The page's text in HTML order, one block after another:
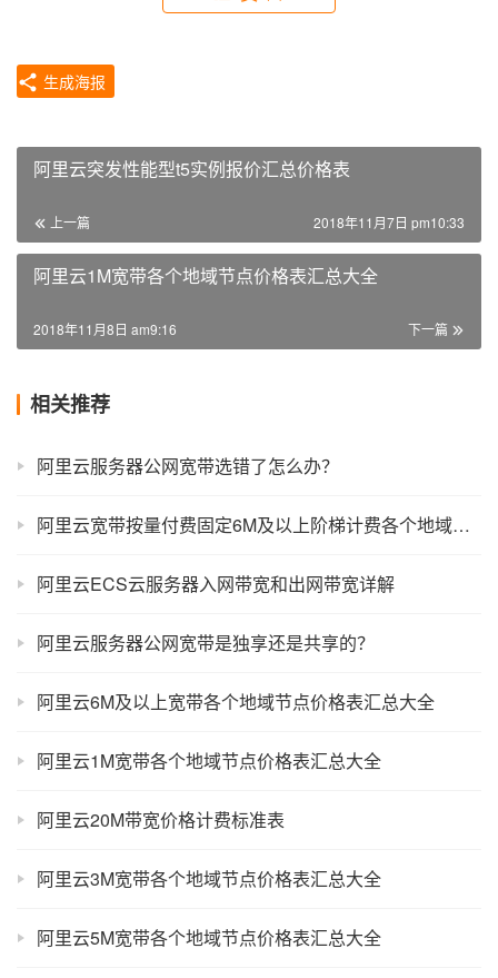
生成海报
阿里云突发性能型t5实例报价汇总价格表
上一篇 2018年11月7日 pm10:33
阿里云1M宽带各个地域节点价格表汇总大全
下一篇
2018年11月8日 am9:16
相关推荐
阿里云服务器公网宽带选错了怎么办？
阿里云宽带按量付费固定6M及以上阶梯计费各个地域节点价格表汇总大全
阿里云ECS云服务器入网带宽和出网带宽详解
阿里云服务器公网宽带是独享还是共享的？
阿里云6M及以上宽带各个地域节点价格表汇总大全
阿里云1M宽带各个地域节点价格表汇总大全
阿里云20M带宽价格计费标准表
阿里云3M宽带各个地域节点价格表汇总大全
阿里云5M宽带各个地域节点价格表汇总大全